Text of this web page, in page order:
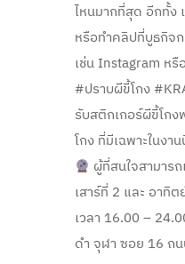
ไหนมากที่สุด อีกทั้ง
หรือทำคลิปที่บูธกิจก
เช่น Instagram ห
#ปราบผีขี้โกง
รับสติกเกอร์ผีขี้โก
โกง ที่มีเฉพาะในงา
ผู้ที่สนใจสามาร
เสาร์ที่ 2 และ อาทิ
เวลา 16.00 –
ดำ จุฬา ซอย 16 ถ